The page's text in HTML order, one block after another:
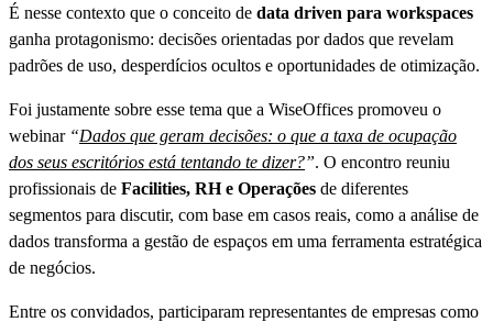
É nesse contexto que o conceito de data driven para workspaces
ganha protagonismo: decisões orientadas por dados que revelam
padrões de uso, desperdícios ocultos e oportunidades de otimização.
Foi justamente sobre esse tema que a WiseOffices promoveu o
webinar “Dados que geram decisões: o que a taxa de ocupação
dos seus escritórios está tentando te dizer?”. O encontro reuniu
profissionais de Facilities, RH e Operações de diferentes
segmentos para discutir, com base em casos reais, como a análise de
dados transforma a gestão de espaços em uma ferramenta estratégica
de negócios.
Entre os convidados, participaram representantes de empresas como